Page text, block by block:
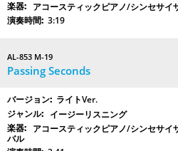
アコースティックピアノ/シンセサ
3:19
AL-853 M-19
Passing Seconds
ライトVer.
イージーリスニング
アコースティックピアノ/シンセサ
バル